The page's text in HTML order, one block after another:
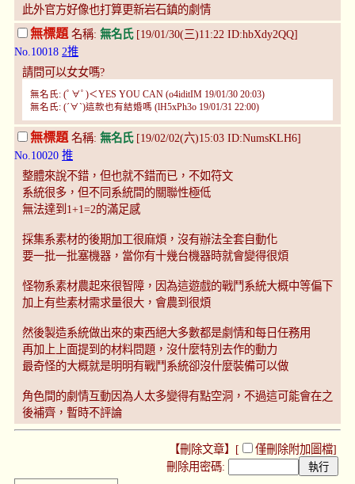
此外官方好像也打算更新岩石鎮的劇情
無標題 名稱: 無名氏[19/01/30(三)11:22 ID:hbXdy2QQ]
No.10018 2推
請問可以女女嗎?
無名氏: (ﾟ∀ﾟ)＜YES YOU CAN (o4iditIM 19/01/30 20:03)
無名氏: (´∀`)這款也有結婚嗎 (lH5xPh3o 19/01/31 22:00)
無標題名稱: 無名氏[19/02/02(六)15:03 ID:NumsKLH6]
No.10020 推
整體來說不錯，但也就不錯而已，不如符文
系統很多，但不同系統間的關聯性極低
無法達到1+1=2的滿足感
採集系素材的後期加工很麻煩，沒有辦法全套自動化
要一批一批塞機器，當你有十幾台機器時就會變得很煩
怪物系素材農起來很智障，因為這遊戲的戰鬥系統大概中等偏下
加上有些素材需求量很大，會農到很煩
然後製造系統做出來的東西絕大多數都是劇情和每日任務用
再加上上面提到的材料問題，沒什麼特別去作的動力
最奇怪的大概就是明明有戰鬥系統卻沒什麼裝備可以做
角色間的劇情互動因為人太多變得有點空洞，不過這可能會在之
後補齊，暫時不評論
【刪除文章】[ 僅刪除附加圖檔]
刪除用密碼: